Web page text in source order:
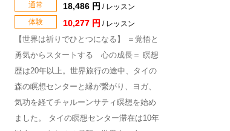
通常
18,486 円 / レッスン
体験
10,277 円 / レッスン
【世界は祈りでひとつになる】 ＝覚悟と
勇気からスタートする 心の成長＝ 瞑想
歴は20年以上。世界旅行の途中、タイの
森の瞑想センターと縁が繋がり、ヨガ、
気功を経てチャルーンサティ瞑想を始め
ました。 タイの瞑想センター滞在は10年